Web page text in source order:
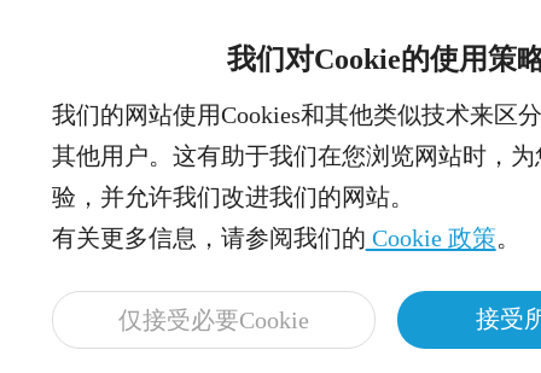
我们对Cookie的使用策
我们的网站使用Cookies和其他类似技术来区
其他用户。这有助于我们在您浏览网站时，
验，并允许我们改进我们的网站。
有关更多信息，请参阅我们的 Cookie 政策。
仅接受必要Cookie 接受